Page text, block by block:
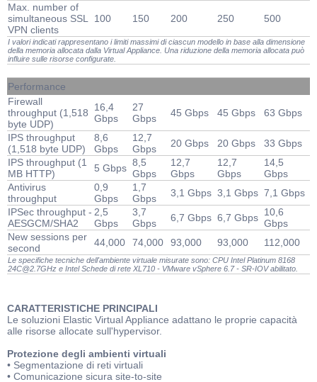
Max. number of
simultaneous SSL
VPN clients
100 150 200 250 500
I valori indicati rappresentano i limiti massimi di ciascun modello in base alla dimensione
della memoria allocata dalla Virtual Appliance. Una riduzione della memoria allocata può
influire sulle risorse configurate.
Performance
Firewall
throughput (1,518
byte UDP)
16,4
Gbps
27
Gbps
45 Gbps 45 Gbps 63 Gbps
IPS throughput
(1,518 byte UDP)
8,6
Gbps
12,7
Gbps
20 Gbps 20 Gbps
33 Gbps
IPS throughput (1
MB HTTP)
5 Gbps 8,5
Gbps
12,7
Gbps
12,7
Gbps
14,5
Gbps
Antivirus
throughput
0,9
Gbps
1,7
Gbps
3,1 Gbps 3,1 Gbps 7,1 Gbps
IPSec throughput -
AESGCM/SHA2
2,5
Gbps
3,7
Gbps
6,7 Gbps 6,7 Gbps 10,6
Gbps
New sessions per
second
44,000 74,000 93,000 93,000 112,000
Le specifiche tecniche dell'ambiente virtuale misurate sono: CPU Intel Platinum 8168
24C@2.7GHz e Intel Schede di rete XL710 - VMware vSphere 6.7 - SR-IOV abilitato.
CARATTERISTICHE PRINCIPALI
Le soluzioni Elastic Virtual Appliance adattano le proprie capacità
alle risorse allocate sull'hypervisor.
Protezione degli ambienti virtuali
• Segmentazione di reti virtuali
• Comunicazione sicura site-to-site